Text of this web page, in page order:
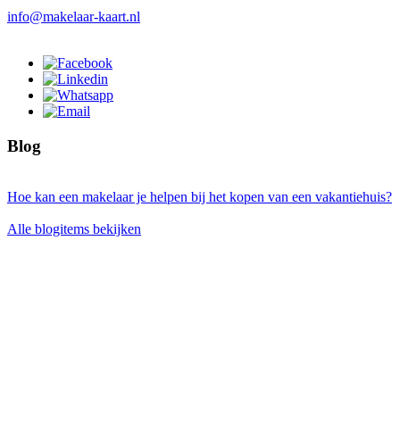
info@makelaar-kaart.nl
Blog
Hoe kan een makelaar je helpen bij het kopen van een vakantiehuis?
Alle blogitems bekijken